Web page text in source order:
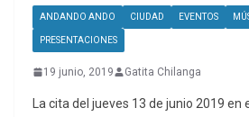
ANDANDO ANDO CIUDAD EVENTOS
PRESENTACIONES
19 junio, 2019 Gatita Chilanga
La cita del jueves 13 de junio 2019 en